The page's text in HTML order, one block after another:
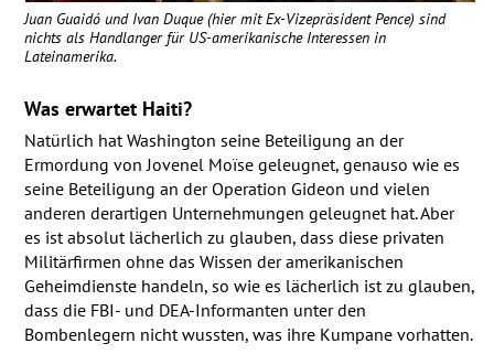
Juan Guaidó und Ivan Duque (hier mit Ex-Vizepräsident Pence) sind
nichts als Handlanger für US-amerikanische Interessen in
Lateinamerika.
Was erwartet Haiti?
Natürlich hat Washington seine Beteiligung an der
Ermordung von Jovenel Moïse geleugnet, genauso wie es
seine Beteiligung an der Operation Gideon und vielen
anderen derartigen Unternehmungen geleugnet hat. Aber
es ist absolut lächerlich zu glauben, dass diese privaten
Militärfirmen ohne das Wissen der amerikanischen
Geheimdienste handeln, so wie es lächerlich ist zu glauben,
dass die FBI- und DEA-Informanten unter den
Bombenlegern nicht wussten, was ihre Kumpane vorhatten.